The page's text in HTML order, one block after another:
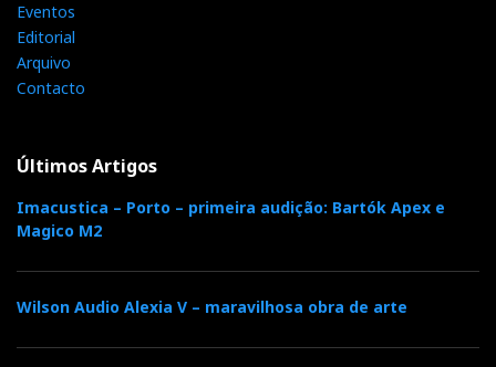
Eventos
Editorial
Arquivo
Contacto
Últimos Artigos
Imacustica – Porto – primeira audição: Bartók Apex e
Magico M2
Wilson Audio Alexia V – maravilhosa obra de arte